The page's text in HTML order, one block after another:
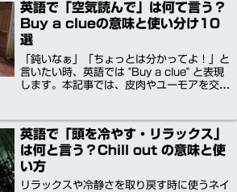
英語で「空気読んで」は何て言う？
Buy a clueの意味と使い分け10
選
「鈍いなぁ」「ちょっとは分かってよ！」と
言いたい時、英語では "Buy a clue" と表現
します。本記事では、皮肉やユーモアを交え
や、職場・友人間で使える音声付き例文も紹
介します。失礼にならずに「共感」を生む使
い分けをマスターしましょう。
英語で「頭を冷やす・リラックス」
は何と言う？Chill out の意味と使
い方
リラックスや冷静さを取り戻す時に使うネイ